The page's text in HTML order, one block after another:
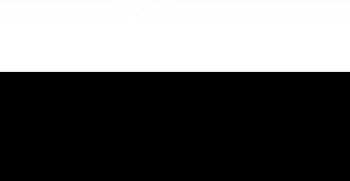
oven | 40 ° -230